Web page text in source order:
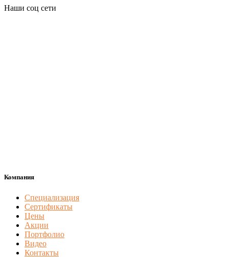
Наши соц сети
Компания
Специализация
Сертификаты
Цены
Акции
Портфолио
Видео
Контакты